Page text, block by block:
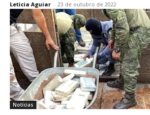
Leticia Aguiar - 23 de outubro de 2022
Notícias